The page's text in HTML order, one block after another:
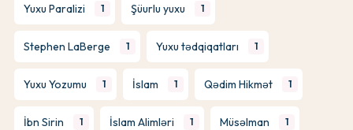
Yuxu Paralizi 1 Şüurlu yuxu 1
Stephen LaBerge 1 Yuxu tədqiqatları 1
Yuxu Yozumu 1 İslam 1 Qədim Hikmət 1
İbn Sirin 1 İslam Alimləri 1 Müsəlman 1